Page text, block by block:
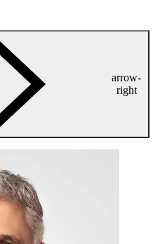
arrow-
right